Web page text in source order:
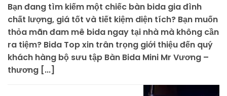
Bạn đang tìm kiếm một chiếc bàn bida gia đình
chất lượng, giá tốt và tiết kiệm diện tích? Bạn muốn
thỏa mãn đam mê bida ngay tại nhà mà không cần
ra tiệm? Bida Top xin trân trọng giới thiệu đến quý
khách hàng bộ sưu tập Bàn Bida Mini Mr Vương –
thương [...]